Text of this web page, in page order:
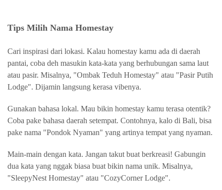
Tips Milih Nama Homestay
Cari inspirasi dari lokasi. Kalau homestay kamu ada di daerah
pantai, coba deh masukin kata-kata yang berhubungan sama laut
atau pasir. Misalnya, "Ombak Teduh Homestay" atau "Pasir Putih
Lodge". Dijamin langsung kerasa vibenya.
Gunakan bahasa lokal. Mau bikin homestay kamu terasa otentik?
Coba pake bahasa daerah setempat. Contohnya, kalo di Bali, bisa
pake nama "Pondok Nyaman" yang artinya tempat yang nyaman.
Main-main dengan kata. Jangan takut buat berkreasi! Gabungin
dua kata yang nggak biasa buat bikin nama unik. Misalnya,
"SleepyNest Homestay" atau "CozyCorner Lodge".